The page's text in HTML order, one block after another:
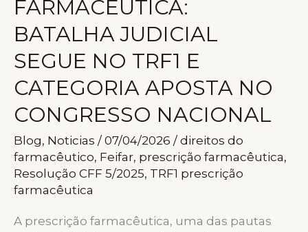
DO
PAÍS
E
EXIGE
RESPOSTA
ORGANIZADA
DA
CATEGORIA
FARMACÊUTICA:
BATALHA JUDICIAL
SEGUE NO TRF1 E
CATEGORIA APOSTA NO
CONGRESSO NACIONAL
Blog, Noticias /07/04/2026 /direitos do
farmacêutico, Feifar, prescrição farmacêutica,
Resolução CFF 5/2025, TRF1 prescrição
farmacêutica
A prescrição farmacêutica, uma das pautas